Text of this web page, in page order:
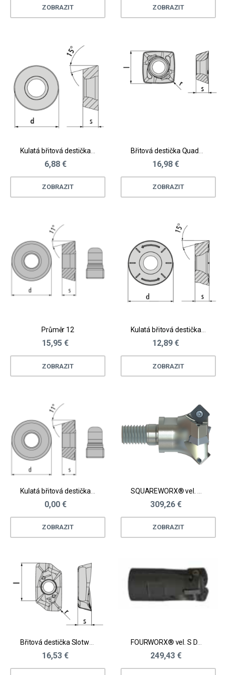
ZOBRAZIT ZOBRAZIT
6,88 €
ZOBRAZIT
16,98 €
ZOBRAZIT
Průměr 12
15,95 €
ZOBRAZIT
Kulatá břitová destička - nerez, těžkoobrobitelné materiály
12,89 €
ZOBRAZIT
0,00 €
ZOBRAZIT
309,26 €
ZOBRAZIT
16,53 € 249,43 €